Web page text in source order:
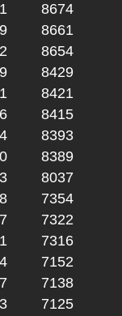
8674
8661
8654
8429
8421
8415
8393
8389
8037
7354
7322
7316
7152
7138
7125